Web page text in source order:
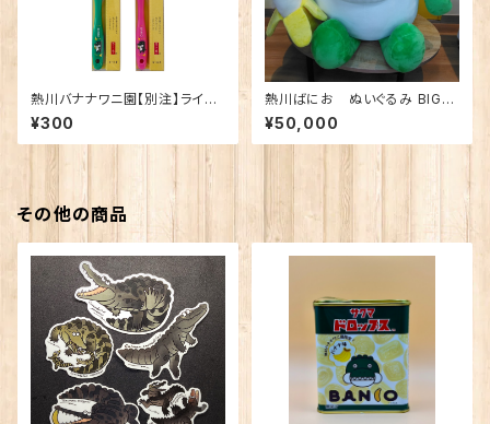
熱川バナナワニ園【別注】ライフ
レンジ 磨きやすい歯ブラシ 極
（ばにお柄）子供用
¥300
熱川ばにお ぬいぐるみ BIG
※送料込み・メーカー直送のた
め、他の商品とは一緒にご注文
いただけません。
¥50,000
その他の商品